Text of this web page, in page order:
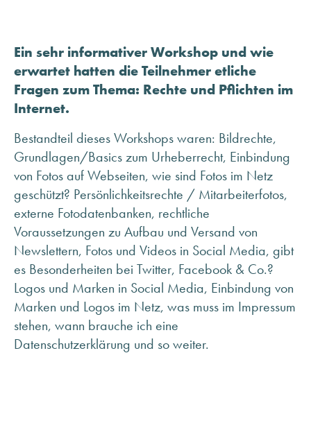
KONTAKT
ÜBER MINHOFF
KARRIERE
BLOG
INFOMATERIAL & DOWNLOADS
NEWSLETTER ANMELDUNG
Ein sehr informativer Workshop und wie
erwartet hatten die Teilnehmer etliche
Fragen zum Thema: Rechte und Pflichten im
Internet.
Bestandteil dieses Workshops waren: Bildrechte,
Grundlagen/Basics zum Urheberrecht, Einbindung
von Fotos auf Webseiten, wie sind Fotos im Netz
geschützt? Persönlichkeitsrechte / Mitarbeiterfotos,
externe Fotodatenbanken, rechtliche
Voraussetzungen zu Aufbau und Versand von
Newslettern, Fotos und Videos in Social Media, gibt
es Besonderheiten bei Twitter, Facebook & Co.?
Logos und Marken in Social Media, Einbindung von
Marken und Logos im Netz, was muss im Impressum
stehen, wann brauche ich eine
Datenschutzerklärung und so weiter.